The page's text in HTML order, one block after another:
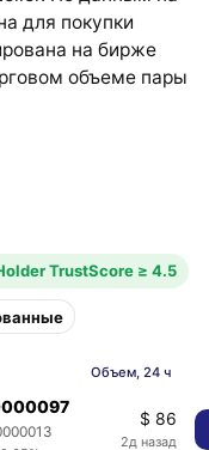
для покупки
на бирже
объеме пары
TrustScore ≥ 4.5
Объем, 24 ч
$ 86
2д назад